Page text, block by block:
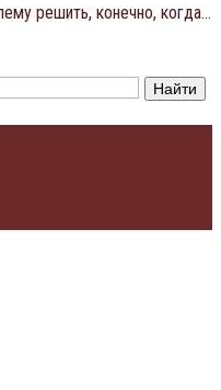
решить, конечно, когда…